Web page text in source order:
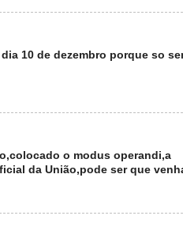
10 de dezembro porque so
o modus operandi,a
da União,pode ser que